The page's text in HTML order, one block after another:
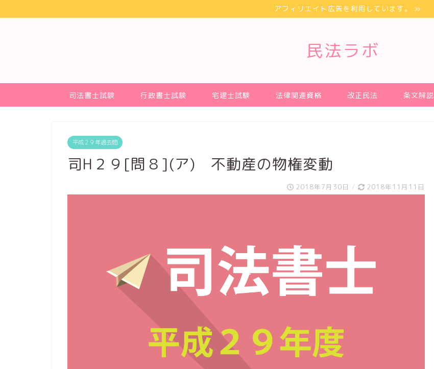
アフィリエイト広告を利用しています。
民法ラボ
司法書士試験 行政書士試験 宅建士試験 法律関連資格 改正民法 条文解説
平成２９年過去問
司H２９[問８](ア) 不動産の物権変動
2018年7月30日 / 2018年11月11日